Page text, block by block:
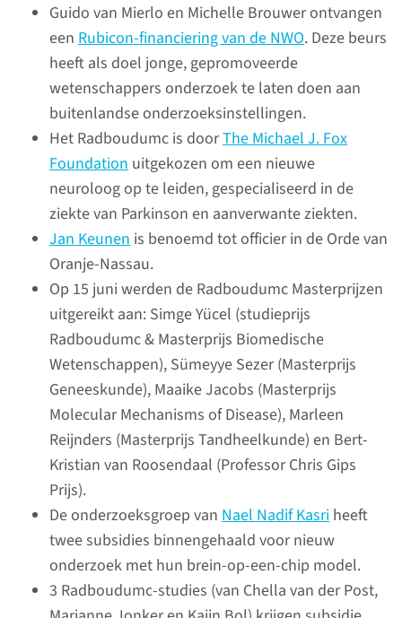
Guido van Mierlo en Michelle Brouwer ontvangen
een Rubicon-financiering van de NWO. Deze beurs
heeft als doel jonge, gepromoveerde
wetenschappers onderzoek te laten doen aan
buitenlandse onderzoeksinstellingen.
Het Radboudumc is doorThe Michael J. Fox
Foundation uitgekozen om een nieuwe
neuroloog op te leiden, gespecialiseerd in de
ziekte van Parkinson en aanverwante ziekten.
Jan Keunen is benoemd tot officier in de Orde van
Oranje-Nassau.
Op 15 juni werden de Radboudumc Masterprijzen
uitgereikt aan: Simge Yücel (studieprijs
Radboudumc & Masterprijs Biomedische
Wetenschappen), Sümeyye Sezer (Masterprijs
Geneeskunde), Maaike Jacobs (Masterprijs
Molecular Mechanisms of Disease), Marleen
Reijnders (Masterprijs Tandheelkunde) en Bert-
Kristian van Roosendaal (Professor Chris Gips
Prijs).
De onderzoeksgroep van Nael Nadif Kasri heeft
twee subsidies binnengehaald voor nieuw
onderzoek met hun brein-op-een-chip model.
3 Radboudumc-studies (van Chella van der Post,
Herhuisvesting
laboratoria
Het Radboudumc werkt aan de
herhuisvesting van de
patiëntenzorg- en
onderzoekslaboratoria. De
planvorming en
werkvoorbereiding van de
diverse deelprojecten liepen in
2021 door.
lees meer
In de prijzen
met ons onderzoek
medewerkers van het
Radboudumc prijzen en
subsidies. Een greep uit de
hoogtepunten.